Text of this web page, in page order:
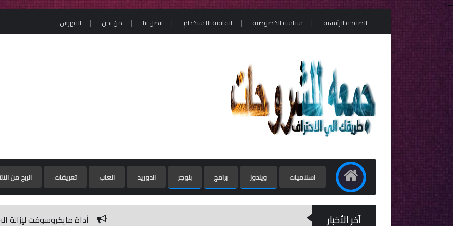
-->
الصفحة الرئيسية سياسه الخصوصيه اتفاقية الاستخدام اتصل بنا من نحن الفهرس
اسلاميات ويندوز برامج بلوجر اندوريد العاب تعريفات الربح من
آخر الأخبار أداة مايكروسوفت لإزالة البرامج الضارة / Microsoft Malicious Software Removal Tool 5.79